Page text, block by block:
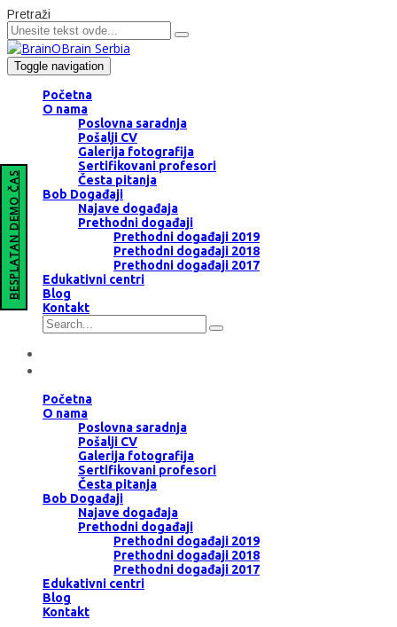
BESPLATAN DEMO ČAS
Pretraži
Toggle navigation
Početna
O nama
Poslovna saradnja
Pošalji CV
Galerija fotografija
Sertifikovani profesori
Česta pitanja
Bob Događaji
Najave događaja
Prethodni događaji
Prethodni događaji 2019
Prethodni događaji 2018
Prethodni događaji 2017
Edukativni centri
Blog
Kontakt
Početna
O nama
Poslovna saradnja
Pošalji CV
Galerija fotografija
Sertifikovani profesori
Česta pitanja
Bob Događaji
Najave događaja
Prethodni događaji
Prethodni događaji 2019
Prethodni događaji 2018
Prethodni događaji 2017
Edukativni centri
Blog
Kontakt